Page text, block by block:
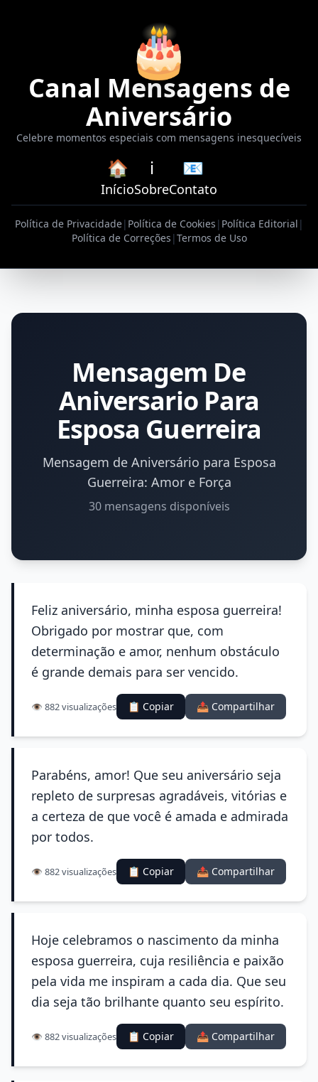
🎂
Canal Mensagens de
Aniversário
Celebre momentos especiais com mensagens inesquecíveis
🏠
Início
ℹ️
Sobre
📧
Contato
Política de Privacidade| Política de Cookies | Política Editorial |
Política de Correções |Termos de Uso
Mensagem De
Aniversario Para
Esposa Guerreira
Mensagem de Aniversário para Esposa
Guerreira: Amor e Força
30 mensagens disponíveis
Feliz aniversário, minha esposa guerreira!
Obrigado por mostrar que, com
determinação e amor, nenhum obstáculo
é grande demais para ser vencido.
👁️ 882 visualizações 📋 Copiar 📤 Compartilhar
Parabéns, amor! Que seu aniversário seja
repleto de surpresas agradáveis, vitórias e
a certeza de que você é amada e admirada
por todos.
👁️ 882 visualizações 📋 Copiar 📤 Compartilhar
Hoje celebramos o nascimento da minha
esposa guerreira, cuja resiliência e paixão
pela vida me inspiram a cada dia. Que seu
dia seja tão brilhante quanto seu espírito.
👁️ 882 visualizações 📋 Copiar 📤 Compartilhar